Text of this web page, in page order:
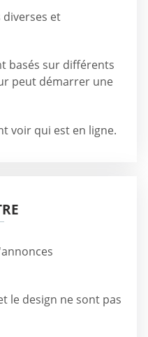
et
basés sur différents
peut démarrer une
voir qui est en ligne.
le design ne sont pas